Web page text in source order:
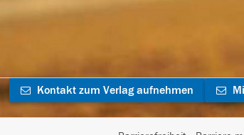
Kontakt zum Verlag aufnehmen